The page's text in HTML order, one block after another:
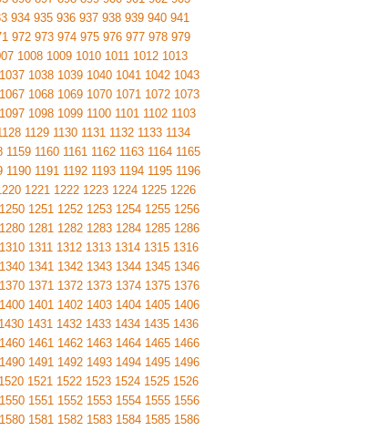
934 935 936 937 938 939 940 941
972 973 974 975 976 977 978 979
1008 1009 1010 1011 1012 1013
1037 1038 1039 1040 1041 1042 1043
1067 1068 1069 1070 1071 1072 1073
1097 1098 1099 1100 1101 1102 1103
1129 1130 1131 1132 1133 1134
1159 1160 1161 1162 1163 1164 1165
1190 1191 1192 1193 1194 1195 1196
1221 1222 1223 1224 1225 1226
1250 1251 1252 1253 1254 1255 1256
1280 1281 1282 1283 1284 1285 1286
1310 1311 1312 1313 1314 1315 1316
1340 1341 1342 1343 1344 1345 1346
1370 1371 1372 1373 1374 1375 1376
1400 1401 1402 1403 1404 1405 1406
1430 1431 1432 1433 1434 1435 1436
1460 1461 1462 1463 1464 1465 1466
1490 1491 1492 1493 1494 1495 1496
1520 1521 1522 1523 1524 1525 1526
1550 1551 1552 1553 1554 1555 1556
1580 1581 1582 1583 1584 1585 1586